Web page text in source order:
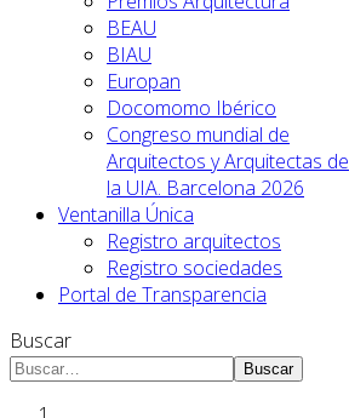
BEAU
BIAU
Europan
Docomomo Ibérico
Congreso mundial de
Arquitectos y Arquitectas de
la UIA. Barcelona 2026
Ventanilla Única
Registro arquitectos
Registro sociedades
Portal de Transparencia
Buscar
Buscar